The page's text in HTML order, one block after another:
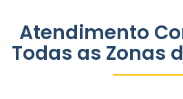
Atendimento
Todas as Zonas